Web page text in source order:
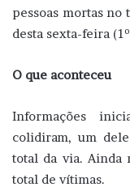
pessoas mortas
desta sexta-feira
O que aconteceu
Informações
colidiram, um
total da via. Ainda
total de vítimas.